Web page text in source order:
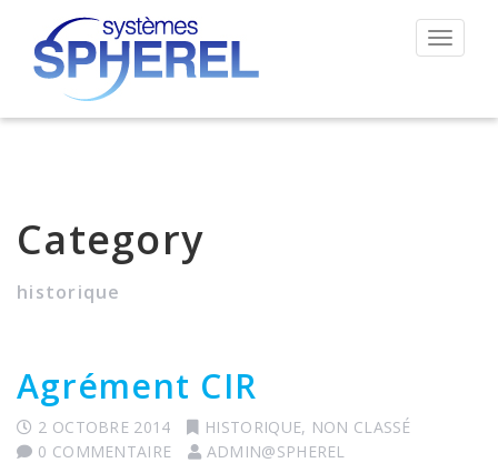
Category
historique
Agrément CIR
2 OCTOBRE 2014 HISTORIQUE, NON CLASSÉ
0 COMMENTAIRE
ADMIN@SPHEREL